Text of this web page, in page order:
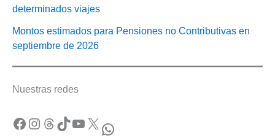
determinados viajes
Montos estimados para Pensiones no Contributivas en
septiembre de 2026
Nuestras redes
Facebook Instagram Threads TikTok YouTube X WhatsApp